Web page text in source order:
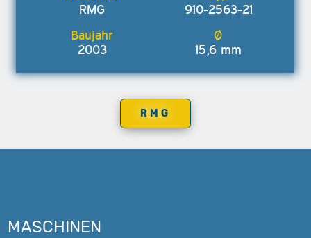
RMG 910-2563-21
2003 15,6 mm
RMG
MASCHINEN